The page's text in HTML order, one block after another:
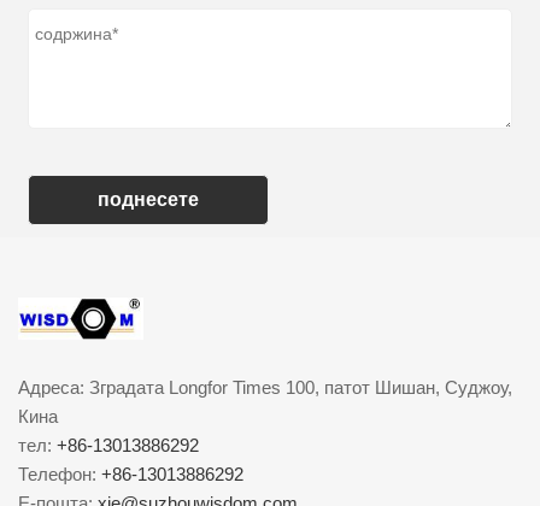
поднесете
Адреса: Зградата Longfor Times 100, патот Шишан, Суджоу,
Кина
тел: +86-13013886292
Телефон: +86-13013886292